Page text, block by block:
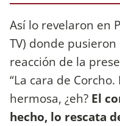
Así lo revelaron en
TV) donde
reacción de la
“La cara de
hermosa, ¿eh? El
hecho, lo rescata